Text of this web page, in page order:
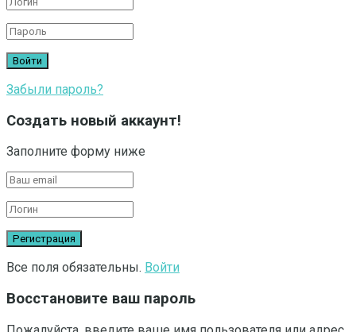
Забыли пароль?
Создать новый аккаунт!
Заполните форму ниже
Все поля обязательны. Войти
Восстановите ваш пароль